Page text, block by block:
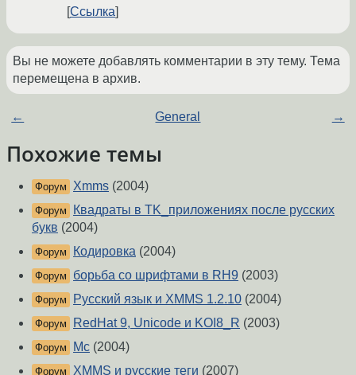
Ссылка
Вы не можете добавлять комментарии в эту тему. Тема
перемещена в архив.
← General →
Похожие темы
Форум Xmms (2004)
Форум
Квадраты в TK_приложениях после русских
букв (2004)
Форум Кодировка (2004)
Форум борьба со шрифтами в RH9 (2003)
Форум Русский язык и XMMS 1.2.10 (2004)
Форум RedHat 9, Unicode и KOI8_R (2003)
Форум Mc (2004)
Форум XMMS и русские теги (2007)